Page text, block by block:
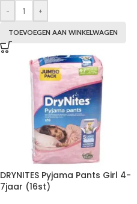
-
+
TOEVOEGEN AAN WINKELWAGEN
DRYNITES Pyjama Pants Girl 4-
7jaar (16st)